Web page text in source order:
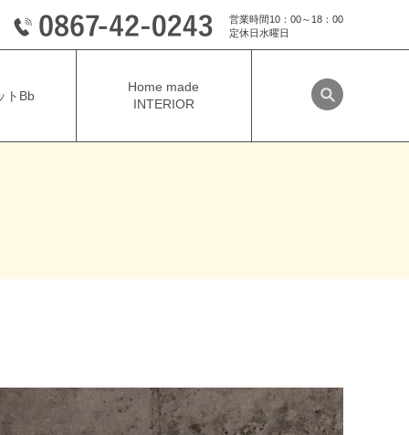
営業時間10：00～18：00
定休日水曜日
トBb
Home made
INTERIOR